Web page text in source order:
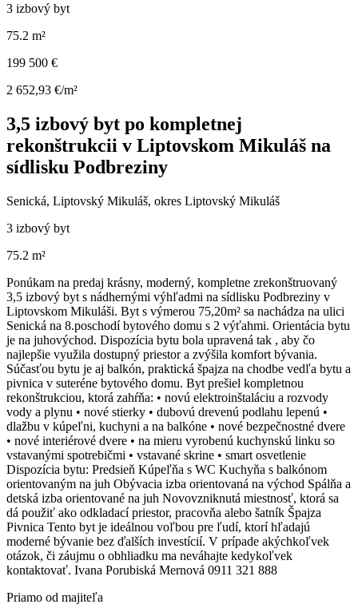
3 izbový byt
75.2 m²
199 500 €
2 652,93 €/m²
3,5 izbový byt po kompletnej
rekonštrukcii v Liptovskom Mikuláš na
sídlisku Podbreziny
Senická, Liptovský Mikuláš, okres Liptovský Mikuláš
3 izbový byt
75.2 m²
Ponúkam na predaj krásny, moderný, kompletne zrekonštruovaný
3,5 izbový byt s nádhernými výhľadmi na sídlisku Podbreziny v
Liptovskom Mikuláši. Byt s výmerou 75,20m² sa nachádza na ulici
Senická na 8.poschodí bytového domu s 2 výťahmi. Orientácia bytu
je na juhovýchod. Dispozícia bytu bola upravená tak , aby čo
najlepšie využila dostupný priestor a zvýšila komfort bývania.
Súčasťou bytu je aj balkón, praktická špajza na chodbe vedľa bytu a
pivnica v suteréne bytového domu. Byt prešiel kompletnou
rekonštrukciou, ktorá zahŕňa: • novú elektroinštaláciu a rozvody
vody a plynu • nové stierky • dubovú drevenú podlahu lepenú •
dlažbu v kúpeľni, kuchyni a na balkóne • nové bezpečnostné dvere
• nové interiérové dvere • na mieru vyrobenú kuchynskú linku so
vstavanými spotrebičmi • vstavané skrine • smart osvetlenie
Dispozícia bytu: Predsieň Kúpeľňa s WC Kuchyňa s balkónom
orientovaným na juh Obývacia izba orientovaná na východ Spálňa a
detská izba orientované na juh Novovzniknutá miestnosť, ktorá sa
dá použiť ako odkladací priestor, pracovňa alebo šatník Špajza
Pivnica Tento byt je ideálnou voľbou pre ľudí, ktorí hľadajú
moderné bývanie bez ďalších investícií. V prípade akýchkoľvek
otázok, či záujmu o obhliadku ma neváhajte kedykoľvek
kontaktovať. Ivana Porubiská Mernová 0911 321 888
Priamo od majiteľa